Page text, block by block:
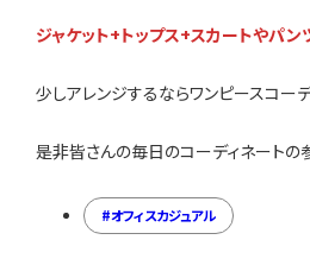
ジャケット+トップス+スカートやパン
少しアレンジするならワンピースコー
是非皆さんの毎日のコーディネートの
オフィスカジュアル